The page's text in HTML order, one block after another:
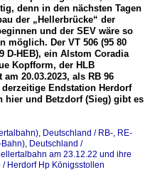
denn in den nächsten Tagen
der „Hellerbrücke“ der
und der SEV wäre so
möglich. Der VT 506 (95 80
D-HEB), ein Alstom Coradia
Kopfform, der HLB
20.03.2023, als RB 96
Endstation Herdorf
hier und Betzdorf (Sieg) gibt es
, Deutschland / RB-, RE-
, Deutschland /
am 23.12.22 und ihre
Herdorf Hp Königsstollen